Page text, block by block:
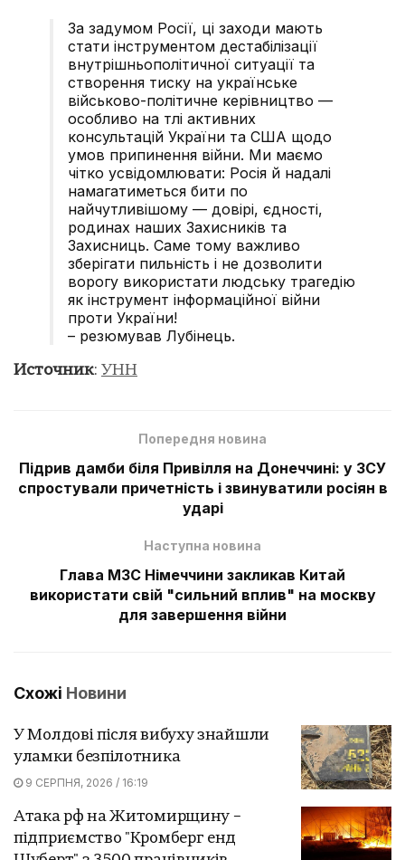
За задумом Росії, ці заходи мають
стати інструментом дестабілізації
внутрішньополітичної ситуації та
створення тиску на українське
військово-політичне керівництво —
особливо на тлі активних
консультацій України та США щодо
умов припинення війни. Ми маємо
чітко усвідомлювати: Росія й надалі
намагатиметься бити по
найчутливішому — довірі, єдності,
родинах наших Захисників та
Захисниць. Саме тому важливо
зберігати пильність і не дозволити
ворогу використати людську трагедію
як інструмент інформаційної війни
проти України!
– резюмував Лубінець.
Источник: УНН
Попередня новина
Підрив дамби біля Привілля на Донеччині: у ЗСУ
спростували причетність і звинуватили росіян в
ударі
Наступна новина
Глава МЗС Німеччини закликав Китай
використати свій "сильний вплив" на москву
для завершення війни
Схожі Новини
У Молдові після вибуху знайшли
уламки безпілотника
9 СЕРПНЯ, 2026 / 16:19
Атака рф на Житомирщину –
підприємство "Кромберг енд